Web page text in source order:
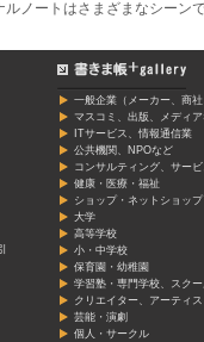
ノートはさまざまなシーン
一般企業（メーカー、商社
マスコミ、出版、メディ
ITサービス、情報通信業
公共機関、NPOなど
コンサルティング、サー
健康・医療・福祉
ショップ・ネットショップ
大学
高等学校
小・中学校
保育園・幼稚園
学習塾・専門学校、スク
クリエイター、アーティス
芸能・演劇
個人・サークル